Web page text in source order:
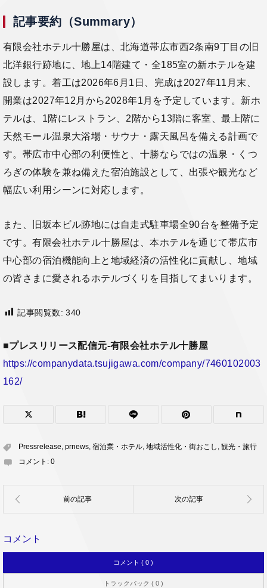
記事要約（Summary）
有限会社ホテル十勝屋は、北海道帯広市西2条南9丁目の旧
北洋銀行跡地に、地上14階建て・全185室の新ホテルを建
設します。着工は2026年6月1日、完成は2027年11月末、
開業は2027年12月から2028年1月を予定しています。新ホ
テルは、1階にレストラン、2階から13階に客室、最上階に
天然モール温泉大浴場・サウナ・露天風呂を備える計画で
す。帯広市中心部の利便性と、十勝ならではの温泉・くつ
ろぎの体験を兼ね備えた宿泊施設として、出張や観光など
幅広い利用シーンに対応します。
また、旧坂本ビル跡地には自走式駐車場全90台を整備予定
です。有限会社ホテル十勝屋は、本ホテルを通じて帯広市
中心部の宿泊機能向上と地域経済の活性化に貢献し、地域
の皆さまに愛されるホテルづくりを目指してまいります。
記事閲覧数: 340
■プレスリリース配信元-有限会社ホテル十勝屋
https://companydata.tsujigawa.com/company/7460102003
162/
Pressrelease, prnews, 宿泊業・ホテル, 地域活性化・街おこし , 観光・旅行
コメント: 0
コメント
コメント ( 0 )
トラックバック ( 0 )